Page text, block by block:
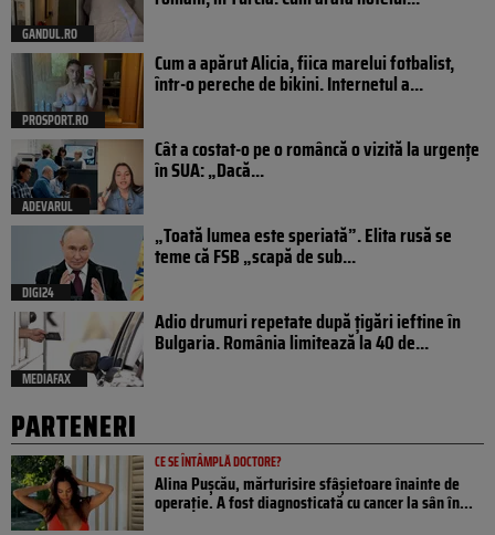
GANDUL.RO
PROSPORT.RO
Cum a apărut Alicia, fiica marelui fotbalist,
într-o pereche de bikini. Internetul a...
ADEVARUL
Cât a costat-o pe o româncă o vizită la urgențe
în SUA: „Dacă...
DIGI24
„Toată lumea este speriată”. Elita rusă se
teme că FSB „scapă de sub...
MEDIAFAX
Adio drumuri repetate după țigări ieftine în
Bulgaria. România limitează la 40 de...
PARTENERI
CE SE ÎNTÂMPLĂ DOCTORE?
Alina Pușcău, mărturisire sfâșietoare înainte de
operație. A fost diagnosticată cu cancer la sân în...